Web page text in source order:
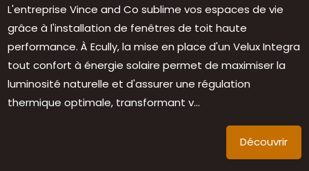
L'entreprise Vince and Co sublime vos espaces de vie
grâce à l'installation de fenêtres de toit haute
performance. À Ecully, la mise en place d'un Velux Integra
tout confort à énergie solaire permet de maximiser la
luminosité naturelle et d'assurer une régulation
thermique optimale, transformant v...
Découvrir